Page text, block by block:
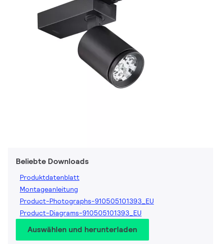
Beliebte Downloads
Produktdatenblatt
Montageanleitung
Product-Photographs-910505101393_EU
Product-Diagrams-910505101393_EU
Auswählen und herunterladen